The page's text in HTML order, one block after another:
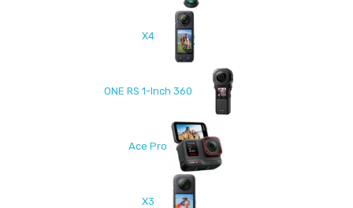
X4
ONE RS 1-Inch 360
Ace Pro
X3